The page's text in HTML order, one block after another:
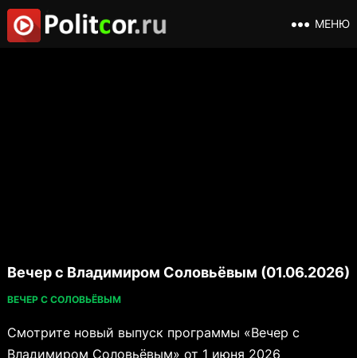
МЕНЮ
Вечер с Владимиром Соловьёвым (01.06.2026)
ВЕЧЕР С СОЛОВЬЁВЫМ
Смотрите новый выпуск программы «Вечер с
Владимиром Соловьёвым» от 1 июня 2026